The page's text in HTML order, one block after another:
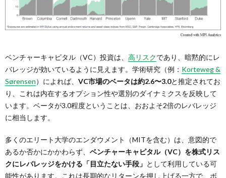
ベンチャーキャピタル（VC）投資は、 高リスクであり、暗黙的にレ
バレッジが効いているように見えます。学術研究（例： Korteweg &
Sørensen）によれば、 VC市場のベータは約2.6〜3.0と推定されてお
り、これは内在するオプション性や選別のダイナミクスを反映して
います。ベータが3.0程度ということは、おおよそ2倍のレバレッジ
に相当します。
多くのエリート大学のエンダウメント（MITを含む）は、意図的で
あるか否かにかかわらず、 ベンチャーキャピタル（VC）を株式リス
クにレバレッジをかける「目立たない手段」 として利用している可
能性があります。これは長期的なリターンを押し上げる一方で、ボ